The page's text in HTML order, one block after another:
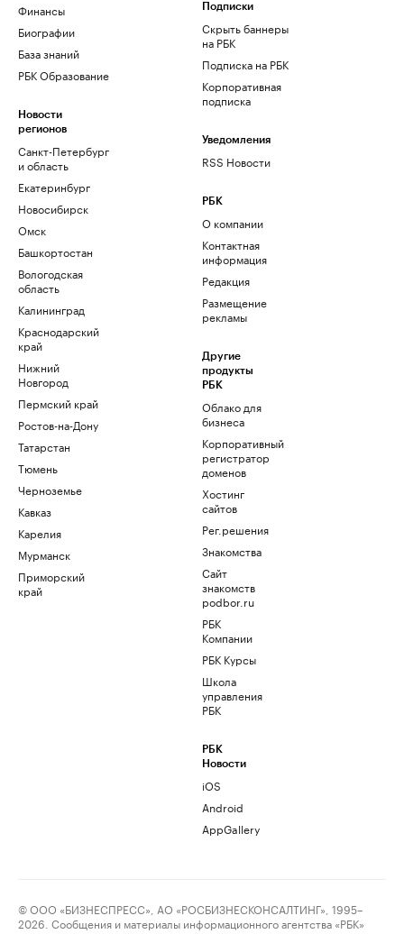
Финансы
Биографии
База знаний
РБК Образование
Новости
регионов
Санкт-Петербург
и область
Екатеринбург
Новосибирск
Омск
Башкортостан
Вологодская
область
Калининград
Краснодарский
край
Нижний
Новгород
Пермский край
Ростов-на-Дону
Татарстан
Тюмень
Черноземье
Кавказ
Карелия
Мурманск
Приморский
край
Подписки
Скрыть баннеры
на РБК
Подписка на РБК
Корпоративная
подписка
Уведомления
RSS Новости
РБК
О компании
Контактная
информация
Редакция
Размещение
рекламы
Другие
продукты
РБК
Облако для
бизнеса
Корпоративный
регистратор
доменов
Хостинг
сайтов
Рег.решения
Знакомства
Сайт
знакомств
podbor.ru
РБК
Компании
РБК Курсы
Школа
управления
РБК
РБК
Новости
iOS
Android
AppGallery
© ООО «БИЗНЕСПРЕСС», АО «РОСБИЗНЕСКОНСАЛТИНГ», 1995–
2026. Сообщения и материалы информационного агентства «РБК»